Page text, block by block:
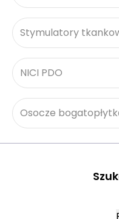
Stymulatory
NICI PDO
Osocze